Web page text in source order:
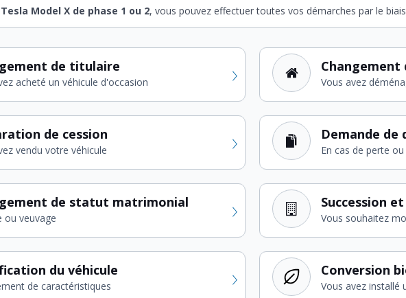
Tesla Model X de phase 1 ou 2, vous pouvez effectuer toutes vos démarches par le
de titulaire
acheté un véhicule d'occasion
Changement
Vous avez
de cession
vendu votre véhicule
Demande de
En cas de perte
de statut matrimonial
ou veuvage
Succession
Vous souhaitez
du véhicule
de caractéristiques
Conversion
Vous avez installé